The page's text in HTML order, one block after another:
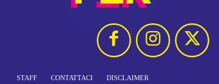
STAFF CONTATTACI DISCLAIMER